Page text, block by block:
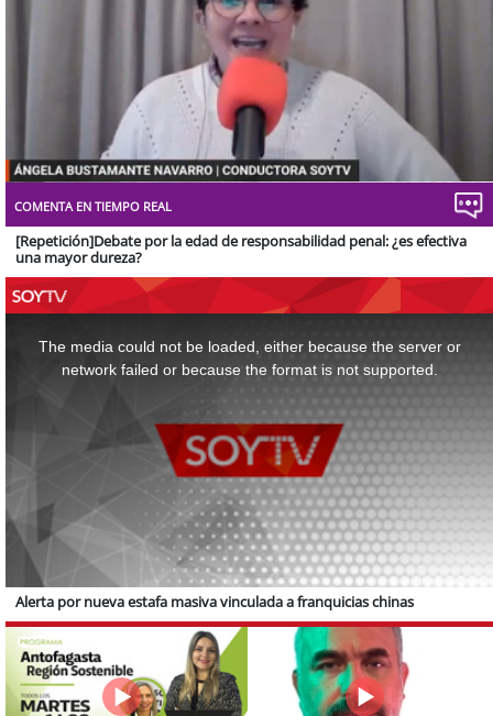
UnmuteStream
Type
COMENTA EN TIEMPO REAL
[Repetición]Debate por la edad de responsabilidad penal: ¿es efectiva
una mayor dureza?
The media could not be loaded, either because the server or
network failed or because the format is not supported.
Alerta por nueva estafa masiva vinculada a franquicias chinas